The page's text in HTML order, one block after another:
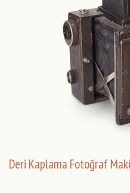
Deri Kaplama Fotoğraf